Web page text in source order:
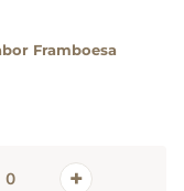
Framboesa